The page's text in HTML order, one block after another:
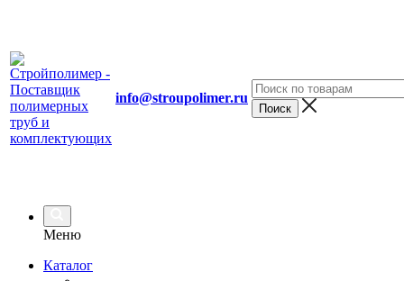
info@stroupolimer.ru
Меню
Каталог